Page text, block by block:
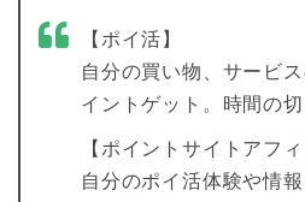
【ポイ活】
自分の買い物、サービ
イントゲット。時間の
【ポイントサイトアフィ
自分のポイ活体験や情